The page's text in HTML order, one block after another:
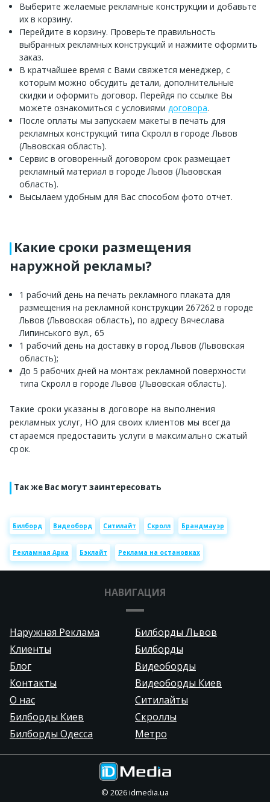
Выберите желаемые рекламные конструкции и добавьте
их в корзину.
Перейдите в корзину. Проверьте правильность
выбранных рекламных конструкций и нажмите оформить
заказ.
В кратчайшее время с Вами свяжется менеджер, с
которым можно обсудить детали, дополнительные
скидки и оформить договор. Перейдя по ссылке Вы
можете ознакомиться с условиями договора.
После оплаты мы запускаем макеты в печать для
рекламных конструкций типа Скролл в городе Львов
(Львовская область).
Сервис в оговоренный договором срок размещает
рекламный материал в городе Львов (Львовская
область).
Высылаем удобным для Вас способом фото отчет.
Какие сроки размещения
наружной рекламы?
1 рабочий день на печать рекламного плаката для
размещения на рекламной конструкции 267262 в городе
Львов (Львовская область), по адресу Вячеслава
Липинського вул., 65
1 рабочий день на доставку в город Львов (Львовская
область);
До 5 рабочих дней на монтаж рекламной поверхности
типа Скролл в городе Львов (Львовская область).
Такие сроки указаны в договоре на выполнения
рекламных услуг, НО для своих клиентов мы всегда
стараемся предоставить услуги в максимально сжатый
срок.
Так же Вас могут заинтересовать
Билборд Видеоборд Ситилайт Скролл Брандмауэр
Рекламная Арка Бэклайт Реклама на остановках
НАВИГАЦИЯ
Наружная Реклама
Билборды Львов
Клиенты
Билборды
Блог
Видеоборды
Контакты
Видеоборды Киев
О нас
Ситилайты
Билборды Киев
Скроллы
Билборды Одесса
Метро
© 2026idmedia.ua